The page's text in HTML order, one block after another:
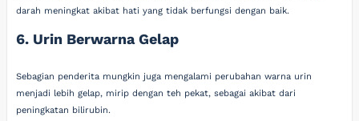
darah meningkat akibat hati yang tidak berfungsi dengan baik.
6. Urin Berwarna Gelap
Sebagian penderita mungkin juga mengalami perubahan warna urin
menjadi lebih gelap, mirip dengan teh pekat, sebagai akibat dari
peningkatan bilirubin.